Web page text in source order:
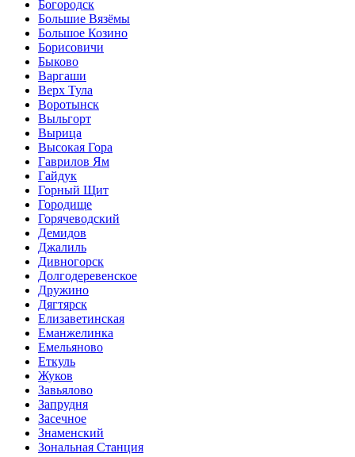
Богородск
Большие Вязёмы
Большое Козино
Борисовичи
Быково
Варгаши
Верх Тула
Воротынск
Выльгорт
Вырица
Высокая Гора
Гаврилов Ям
Гайдук
Горный Щит
Городище
Горячеводский
Демидов
Джалиль
Дивногорск
Долгодеревенское
Дружино
Дягтярск
Елизаветинская
Еманжелинка
Емельяново
Еткуль
Жуков
Завьялово
Запрудня
Засечное
Знаменский
Зональная Станция